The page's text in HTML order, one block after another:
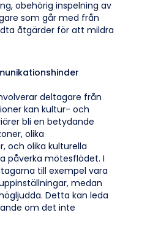
obehörig inspelning av
som går med från
åtgärder för att mildra
deltagare från
kan kultur- och
bli en betydande
olika
och olika kulturella
påverka mötesflödet. I
till exempel vara
medan
Detta kan leda
om det inte